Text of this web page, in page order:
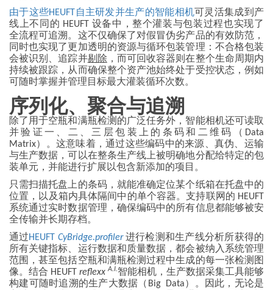
由于这些HEUFT自主研发并生产的智能相机可灵活集成到产
线上不同的 HEUFT 设备中，整个灌装与包装过程也实现了
全流程可追溯。这不仅确保了对假冒伪劣产品的有效防范，
同时也实现了更加透明的资源与循环包装管理：不合格包装
会被识别、追踪并剔除 ，而可回收容器则在整个生命周期内
持续被跟踪，从而确保整个资产池始终处于受控状态，例如
可随时掌握并管理目标最大灌装循环次数。
序列化、聚合与追溯
除了用于空瓶和满瓶检测的广泛任务外，智能相机还可读取
并验证一、二、三层包装上的条码和二维码（Data
Matrix）。这意味着，通过这些编码中的来源、真伪、运输
与生产数据，可以在整条生产线上被明确地分配给特定的包
装单元，并能进行扩展以包含新添加的项目。
只需扫描托盘上的条码，就能准确定位某个纸箱在托盘中的
位置，以及箱内具体隔间中的单个容器。支持联网的 HEUFT
系统通过实时数据管理，确保编码中的所有信息都能够被安
全传输并长期存档。
通过HEUFT CyBridge.profiler进行检测和生产线分析所获得的
所有关键指标、运行数据和质量数据，都会被纳入系统管理
范围，甚至包括空瓶和满瓶检测过程中生成的每一张检测图
像。结合 HEUFT reflexxA.I.智能相机，生产数据采集工具能够
构建可随时追溯的生产大数据（Big Data）。因此，无论是